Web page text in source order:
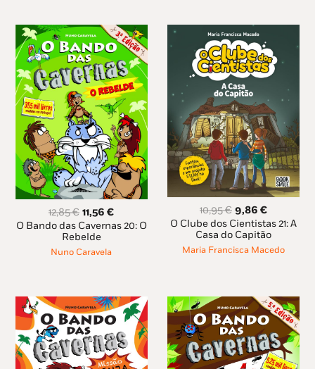
12,85€ O
preço
original
era:
11,56€O
preço
O Bando das Cavernas 20: O
Rebelde
Nuno Caravela
10,95€ O
preço
original
era:
9,86€O
preço
atual
é:
O Clube dos Cientistas 21: A
Casa do Capitão
Maria Francisca Macedo